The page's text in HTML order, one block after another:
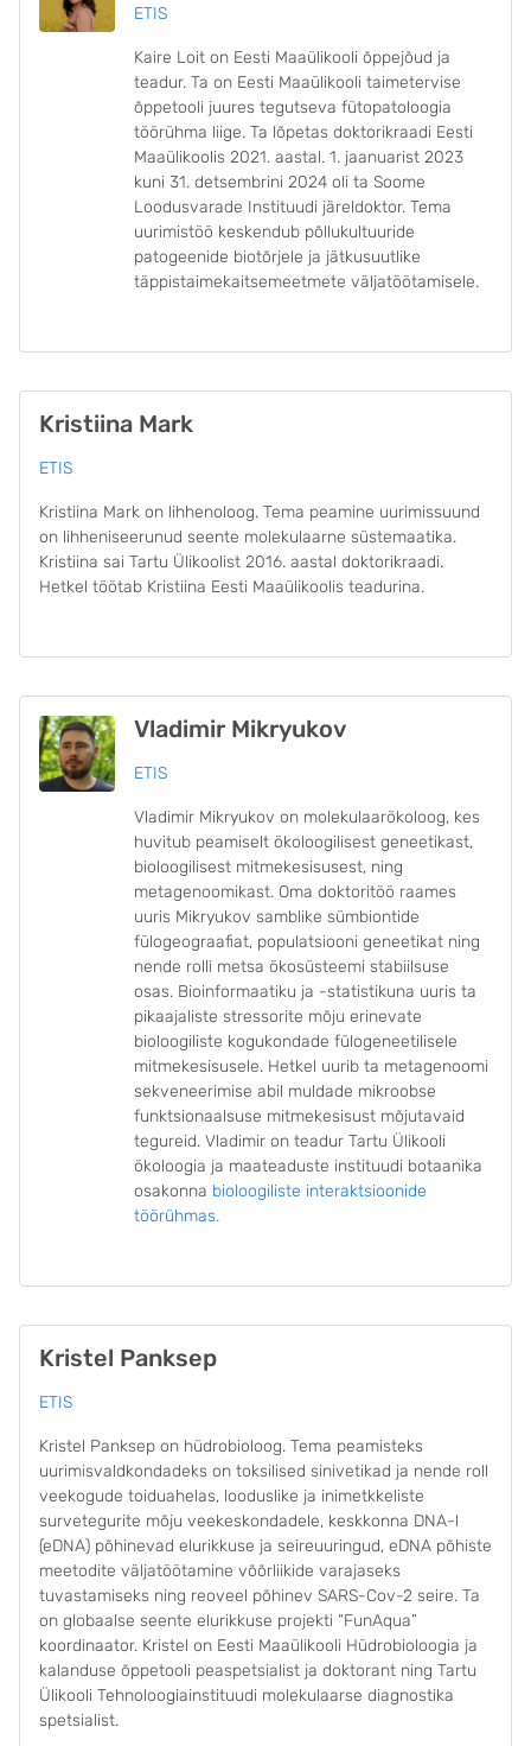
ETIS
Kaire Loit on Eesti Maaülikooli õppejõud ja
teadur. Ta on Eesti Maaülikooli taimetervise
õppetooli juures tegutseva fütopatoloogia
töörühma liige. Ta lõpetas doktorikraadi Eesti
Maaülikoolis 2021. aastal. 1. jaanuarist 2023
kuni 31. detsembrini 2024 oli ta Soome
Loodusvarade Instituudi järeldoktor. Tema
uurimistöö keskendub põllukultuuride
patogeenide biotõrjele ja jätkusuutlike
täppistaimekaitsemeetmete väljatöötamisele.
Kristiina Mark
ETIS
Kristiina Mark on lihhenoloog. Tema peamine uurimissuund
on lihheniseerunud seente molekulaarne süstemaatika.
Kristiina sai Tartu Ülikoolist 2016. aastal doktorikraadi.
Hetkel töötab Kristiina Eesti Maaülikoolis teadurina.
Vladimir Mikryukov
ETIS
Vladimir Mikryukov on molekulaarökoloog, kes
huvitub peamiselt ökoloogilisest geneetikast,
bioloogilisest mitmekesisusest, ning
metagenoomikast. Oma doktoritöö raames
uuris Mikryukov samblike sümbiontide
fülogeograafiat, populatsiooni geneetikat ning
nende rolli metsa ökosüsteemi stabiilsuse
osas. Bioinformaatiku ja -statistikuna uuris ta
pikaajaliste stressorite mõju erinevate
bioloogiliste kogukondade fülogeneetilisele
mitmekesisusele. Hetkel uurib ta metagenoomi
sekveneerimise abil muldade mikroobse
funktsionaalsuse mitmekesisust mõjutavaid
tegureid. Vladimir on teadur Tartu Ülikooli
ökoloogia ja maateaduste instituudi botaanika
osakonna bioloogiliste interaktsioonide
töörühmas.
Kristel Panksep
ETIS
Kristel Panksep on hüdrobioloog. Tema peamisteks
uurimisvaldkondadeks on toksilised sinivetikad ja nende roll
veekogude toiduahelas, looduslike ja inimetkkeliste
survetegurite mõju veekeskondadele, keskkonna DNA-l
(eDNA) põhinevad elurikkuse ja seireuuringud, eDNA põhiste
meetodite väljatöötamine võõrliikide varajaseks
tuvastamiseks ning reoveel põhinev SARS-Cov-2 seire. Ta
on globaalse seente elurikkuse projekti “FunAqua”
koordinaator. Kristel on Eesti Maaülikooli Hüdrobioloogia ja
kalanduse õppetooli peaspetsialist ja doktorant ning Tartu
Ülikooli Tehnoloogiainstituudi molekulaarse diagnostika
spetsialist.